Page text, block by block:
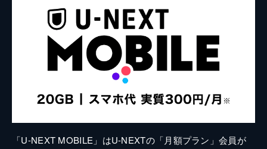
「U-NEXT MOBILE」はU-NEXTの「月額プラン」会員が